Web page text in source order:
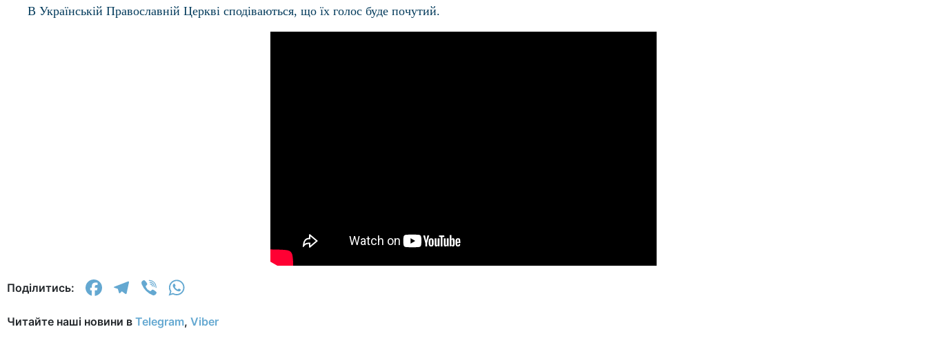
В Українській Православній Церкві сподіваються, що їх голос буде почутий.
Поділитись: Facebook
Telegram
Viber
Читайте наші новини в Telegram, Viber